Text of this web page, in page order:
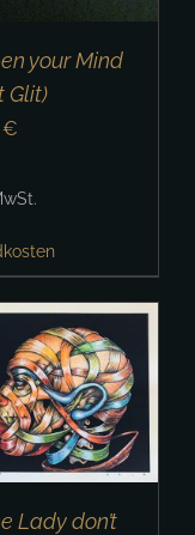
your Mind
Glit)
€
Lady don’t